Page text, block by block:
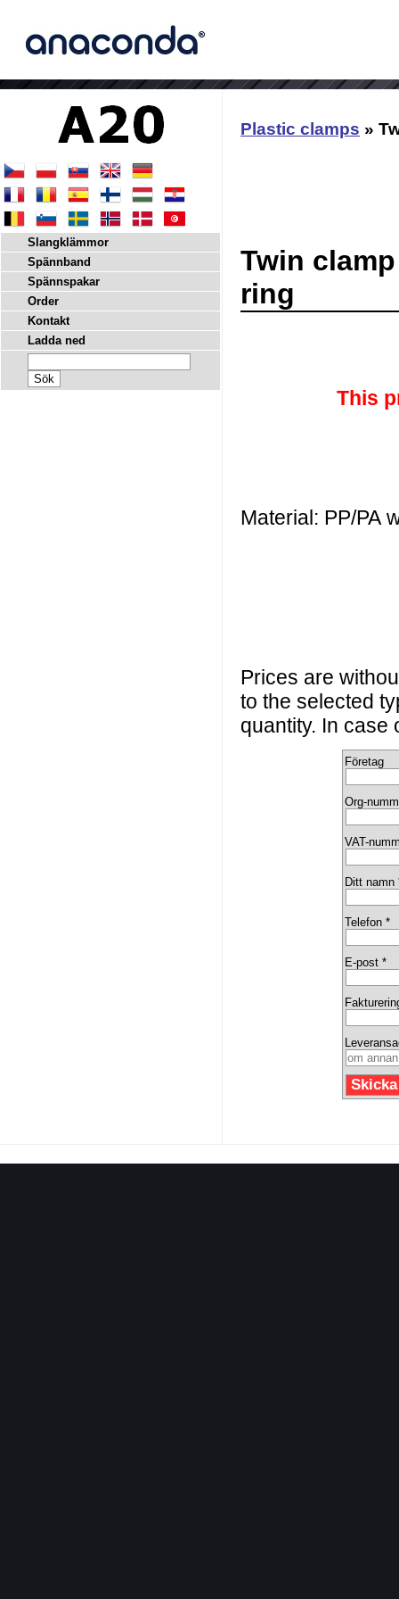
Plastic clamps »
Twin
ring
This
Material: PP/PA
Prices are
to the selected
quantity. In
Företag
Org-
VAT-
Ditt namn
Telefon *
E-post *
Slangklämmor
Spännband
Spännspakar
Order
Kontakt
Ladda ned